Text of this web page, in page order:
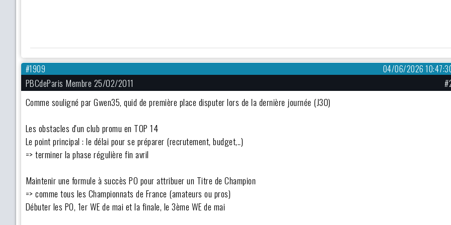
04/06/2026
#1909
PBCdeParis Membre 25/02/2011
Comme souligné par Gwen35, quid de première place disputer lors de la dernière journée (J30)
Les obstacles d'un club promu en TOP 14
Le point principal : le délai pour se préparer (recrutement, budget,..)
=> terminer la phase régulière fin avril
Maintenir une formule à succès PO pour attribuer un Titre de Champion
=> comme tous les Championnats de France (amateurs ou pros)
Débuter les PO, 1er WE de mai et la finale, le 3ème WE de mai